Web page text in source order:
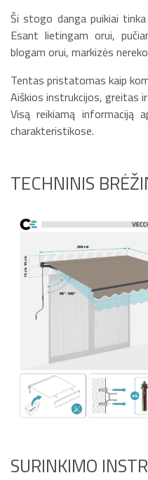
Ši stogo danga puikiai
Esant lietingam orui,
blogam orui, markizės
Tentas pristatomas kaip
Aiškios instrukcijos, greitas
Visą reikiamą informaciją
charakteristikose.
TECHNINIS
SURINKIMO